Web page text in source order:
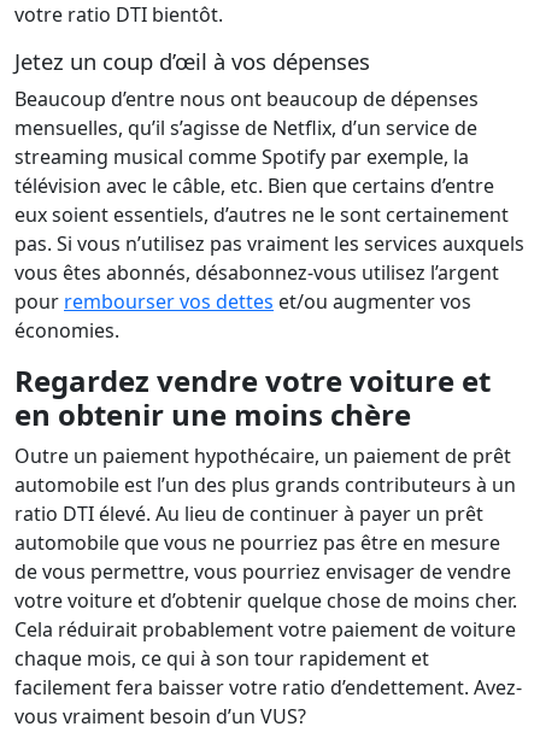
votre ratio DTI bientôt.
Jetez un coup d’œil à vos dépenses
Beaucoup d’entre nous ont beaucoup de dépenses
mensuelles, qu’il s’agisse de Netflix, d’un service de
streaming musical comme Spotify par exemple, la
télévision avec le câble, etc. Bien que certains d’entre
eux soient essentiels, d’autres ne le sont certainement
pas. Si vous n’utilisez pas vraiment les services auxquels
vous êtes abonnés, désabonnez-vous utilisez l’argent
pour rembourser vos dettes et/ou augmenter vos
économies.
Regardez vendre votre voiture et
en obtenir une moins chère
Outre un paiement hypothécaire, un paiement de prêt
automobile est l’un des plus grands contributeurs à un
ratio DTI élevé. Au lieu de continuer à payer un prêt
automobile que vous ne pourriez pas être en mesure
de vous permettre, vous pourriez envisager de vendre
votre voiture et d’obtenir quelque chose de moins cher.
Cela réduirait probablement votre paiement de voiture
chaque mois, ce qui à son tour rapidement et
facilement fera baisser votre ratio d’endettement. Avez-
vous vraiment besoin d’un VUS?